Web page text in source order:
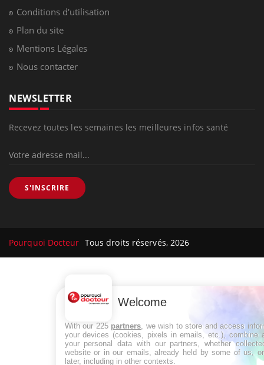
Conditions d'utilisation
Plan du site
Mentions Légales
Nous contacter
NEWSLETTER
Recevez toutes les semaines les meilleures infos santé
S'INSCRIRE
Pourquoi Docteur Tous droits réservés, 2026
Welcome
With our 225 partners , we wish to store and access
your devices (cookies, pixels in emails, etc.), combine
your personal data with our partners, whether
website or in our emails, already held by some of us,
later, including in other contexts.